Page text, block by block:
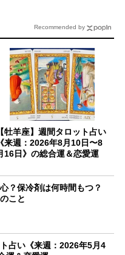
【牡羊座】週間タロット占い
《来週：2026年8月10日〜8
16日》の総合運＆恋愛運
？保冷剤は何時間もつ？
こと
占い《来週：2026年5月4
Recommended by